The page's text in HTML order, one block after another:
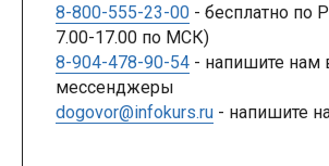
8-800-555-23-00 - бесплатно по
7.00-17.00 по МСК)
8-904-478-90-54 - напишите нам
мессенджеры
dogovor@infokurs.ru - напишите